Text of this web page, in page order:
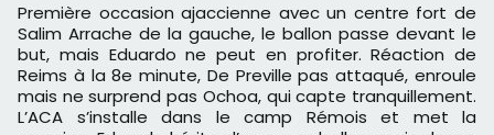
Première occasion ajaccienne avec un centre fort de
Salim Arrache de la gauche, le ballon passe devant le
but, mais Eduardo ne peut en profiter. Réaction de
Reims à la 8e minute, De Preville pas attaqué, enroule
mais ne surprend pas Ochoa, qui capte tranquillement.
L’ACA s’installe dans le camp Rémois et met la